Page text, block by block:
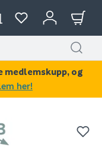
medlemskupp, og
her!